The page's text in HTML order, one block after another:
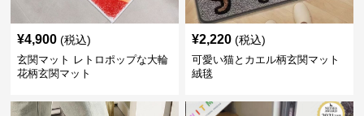
¥4,900 (税込)
玄関マット レトロポップな大輪
花柄玄関マット
¥2,220 (税込)
可愛い猫とカエル柄玄関マット
絨毯